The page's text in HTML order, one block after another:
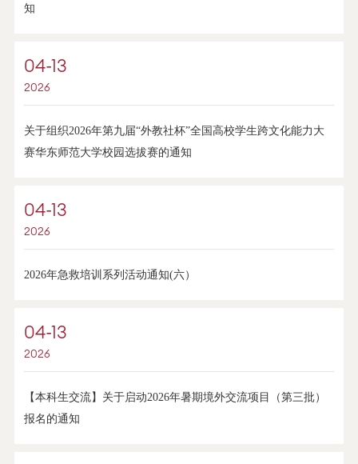
知
04-13
2026
关于组织2026年第九届“外教社杯”全国高校学生跨文化能力大
赛华东师范大学校园选拔赛的通知
04-13
2026
2026年急救培训系列活动通知(六）
04-13
2026
【本科生交流】关于启动2026年暑期境外交流项目（第三批）
报名的通知